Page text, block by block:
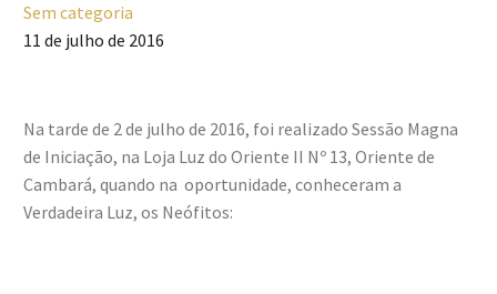
Sem categoria
11 de julho de 2016
Na tarde de 2 de julho de 2016, foi realizado Sessão Magna
de Iniciação, na Loja Luz do Oriente II Nº 13, Oriente de
Cambará, quando na oportunidade, conheceram a
Verdadeira Luz, os Neófitos: